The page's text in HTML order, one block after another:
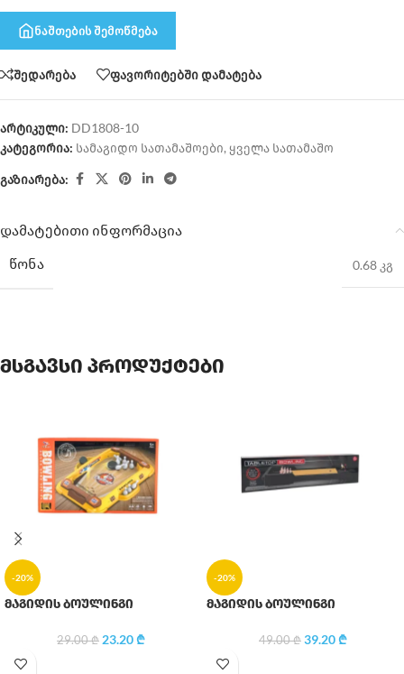
ნაშთების შემოწმება
შედარება ფავორიტებში დამატება
არტიკული: DD1808-10
კატეგორია: სამაგიდო სათამაშოები, ყველა სათამაშო
გაზიარება:
დამატებითი ინფორმაცია
ᲬᲝᲜᲐ
0.68 კგ
მსგავსი პროდუქტები
-20%
მაგიდის ბოულინგი
29.00₾ 23.20₾
-20%
მაგიდის ბოულინგი
49.00₾ 39.20₾